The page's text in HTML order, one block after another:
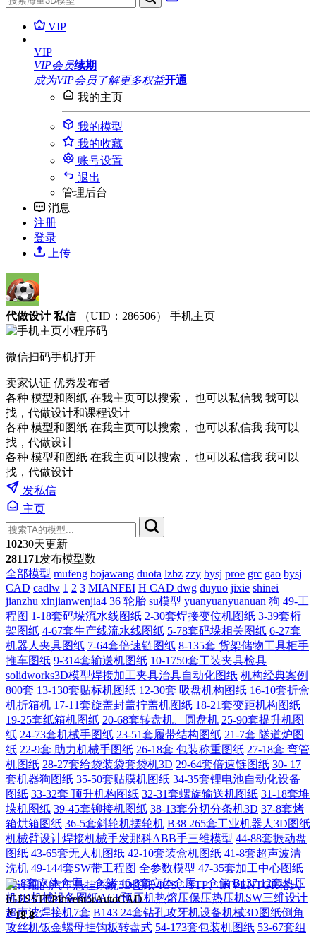
VIP
VIP
VIP会员续期
成为VIP会员 了解更多权益开通
我的主页
我的模型
我的收藏
账号设置
退出
管理后台
消息
注册
登录
上传
代做设计 私信 （UID：286506） 手机主页
微信扫码手机打开
卖家认证 优秀发布者
各种 模型和图纸 在我主页可以搜索， 也可以私信我 我可以
找，代做设计和课程设计
各种 模型和图纸 在我主页可以搜索， 也可以私信我 我可以
找，代做设计
各种 模型和图纸 在我主页可以搜索， 也可以私信我 我可以
找，代做设计
发私信
主页
10230天更新
281171发布模型数
全部模型 mufeng bojawang duota lzbz zzy bysj proe grc gao bysj
CAD cadlw 1 2 3 MIANFEI H CAD dwg duyuo jixie shinei
jianzhu xinjianwenjia4 36 轮胎 su模型 yuanyuanyuanuan 狗 49-工
程图 1-18套码垛流水线图纸 2-30套焊接变位机图纸 3-39套桁
架图纸 4-67套生产线流水线图纸 5-78套码垛相关图纸 6-27套
机器人夹具图纸 7-64套倍速链图纸 8-135套 货架储物工具柜手
推车图纸 9-314套输送机图纸 10-1750套工装夹具检具
solidworks3D模型焊接加工夹具治具自动化图纸 机构经典案例
800套 13-130套贴标机图纸 12-30套 吸盘机构图纸 16-10套折盒
机折箱机 17-11套旋盖封盖拧盖机图纸 18-21套变距机构图纸
19-25套纸箱机图纸 20-68套转盘机、圆盘机 25-90套提升机图
纸 24-73套机械手图纸 23-51套履带结构图纸 21-7套 隧道炉图
纸 22-9套 助力机械手图纸 26-18套 包装称重图纸 27-18套 弯管
机图纸 28-27套给袋装袋套袋机3D 29-64套倍速链图纸 30- 17
套机器狗图纸 35-50套贴膜机图纸 34-35套锂电池自动化设备
图纸 33-32套 顶升机构图纸 32-31套螺旋输送机图纸 31-18套堆
垛机图纸 39-45套铆接机图纸 38-13套分切分条机3D 37-8套烤
箱烘箱图纸 36-5套斜轮机摆轮机 B38 265套工业机器人3D图纸
机械臂设计焊接机械手发那科ABB手三维模型 44-88套振动盘
图纸 43-65套无人机图纸 42-10套装盒机图纸 41-8套超声波清
洗机 49-144套SW带工程图 全参数模型 47-35套加工中心图纸
46-8套立体仓库、仓储 46-8套立体仓库、仓储 B137 12套热压
机3D机械设备图纸ACF预压机热熔压保压热压机SW三维设计
超声波焊接机7套 B143 24套钻孔攻牙机设备机械3D图纸倒角
攻丝机钣金螺母挂钩板转盘式 54-173套包装机图纸 53-67套组
IGESSTEPInventorAutoCAD
￥18.8